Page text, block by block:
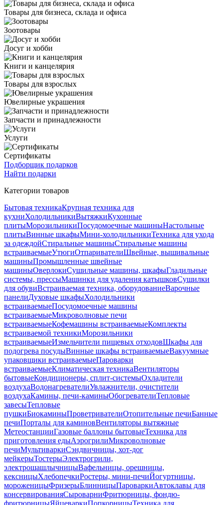
Товары для бизнеса, склада и офиса
Зоотовары
Досуг и хобби
Книги и канцелярия
Товары для взрослых
Ювелирные украшения
Запчасти и принадлежности
Услуги
Сертификаты
Подборщик подарков
Найти подарки
Категории товаров
Бытовая техникаКрупная техника для
кухниХолодильникиВытяжкиКухонные
плитыМорозильникиПосудомоечные машиныНастольные
плитыВинные шкафыМини-холодильникиТехника для ухода
за одеждойСтиральные машиныСтиральные машины
встраиваемыеУтюгиОтпаривателиШвейные, вышивальные
машиныПромышленные швейные
машиныОверлокиСушильные машины, шкафыГладильные
системы, прессыМашинки для удаления катышковСушилки
для обувиВстраиваемая техника, оборудованиеВарочные
панелиДуховые шкафыХолодильники
встраиваемыеПосудомоечные машины
встраиваемыеМикроволновые печи
встраиваемыеКофемашины встраиваемыеКомплекты
встраиваемой техникиМорозильники
встраиваемыеИзмельчители пищевых отходовШкафы для
подогрева посудыВинные шкафы встраиваемыеВакуумные
упаковщики встраиваемыеПароварки
встраиваемыеКлиматическая техникаВентиляторы
бытовыеКондиционеры, сплит-системыОхладители
воздухаВодонагревателиУвлажнители, очистители
воздухаКамины, печи-каминыОбогревателиТепловые
завесыТепловые
пушкиБиокаминыПроветривателиОтопительные печиБанные
печиПорталы для каминовВентиляторы вытяжные
МетеостанцииГазовые баллоны бытовыеТехника для
приготовления едыАэрогрилиМикроволновые
печиМультиваркиСэндвичницы, хот-дог
мейкерыТостерыЭлектрогрили,
электрошашлычницыВафельницы, орешницы,
кексницыХлебопечкиРостеры, мини-печиЙогуртницы,
мороженицыФризерыБлинницыПароваркиАвтоклавы для
консервированияСыроварниФритюрницы, фондю-
фритюрницыЯйцеваркиПопкорницыТехника для